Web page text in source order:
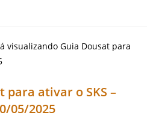
para ativar o SKS –
05/2025